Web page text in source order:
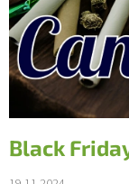
Black